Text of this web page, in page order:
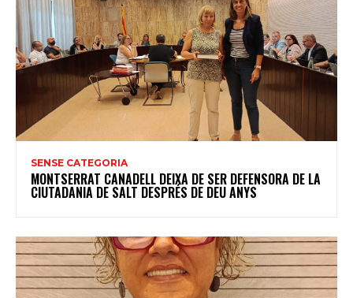
SENSE CATEGORIA
MONTSERRAT CANADELL DEIXA DE SER DEFENSORA DE LA
CIUTADANIA DE SALT DESPRÉS DE DEU ANYS